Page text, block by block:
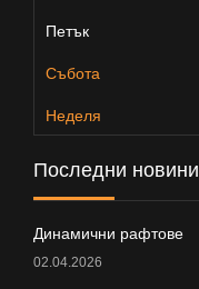
Петък
Събота
Неделя
Последни новини
Динамични рафтове
02.04.2026